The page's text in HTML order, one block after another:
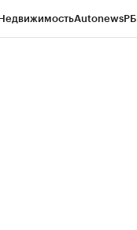
Autonews